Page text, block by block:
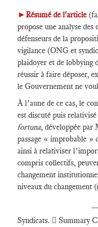
► Résumé de l'article
propose une analyse des
défenseurs de la
vigilance (ONG et
plaidoyer et de lobbying
réussir à faire déposer,
le Gouvernement ne
À l’aune de ce cas, le
est discuté puis
fortuna, développée par
passage « improbable »
ainsi à relativiser
compris collectifs,
changement
niveaux du changement
Syndicats.  Summary